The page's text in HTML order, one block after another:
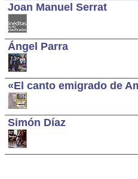
Joan Manuel Serrat
Ángel Parra
«El canto emigrado de
Simón Díaz